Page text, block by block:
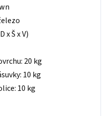
x Š x V)
20 kg
10 kg
10 kg